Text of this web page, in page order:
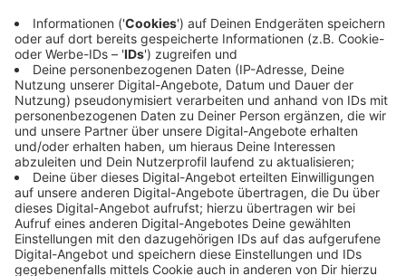
wirkt, ohne dass du es siehst (Interview mit
Ulrike)
#11 Grow Your Power Podcast - Yoga Festival
Mühlviertel Live. Fest verwurzelt. Frei im Sein.
#10 Grow Your Power Podcast -
Entscheidungen und was passiert, wenn du sie
wirklich aussprichst
#9 Grow Your Power Podcast - Die Magie von
Frauen - Wenn wir uns verbinden, sind wir
unaufhaltbar
#3 Grow Your Power Podcast - Fokus